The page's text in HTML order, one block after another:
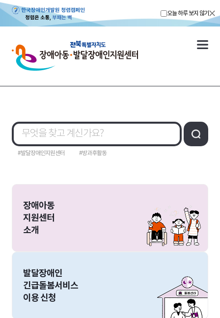
오늘 하루 보지 않기
#발달장애인지원센터 #방과후활동
장애아동
지원센터
소개
발달장애인
긴급돌봄서비스
이용 신청